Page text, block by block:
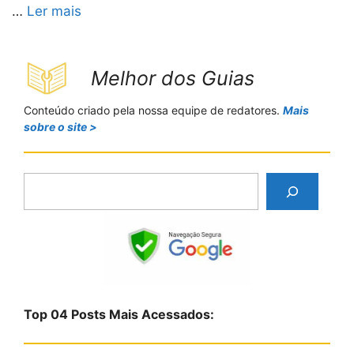
… Ler mais
Melhor dos Guias
Conteúdo criado pela nossa equipe de redatores. Mais
sobre o site >
a
r
Top 04 Posts Mais Acessados: